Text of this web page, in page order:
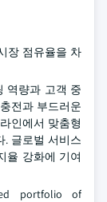
장 점유율을 차
역량과 고객 중
전과 부드러운
인에서 맞춤형
. 글로벌 서비스
율 강화에 기여
portfolio of